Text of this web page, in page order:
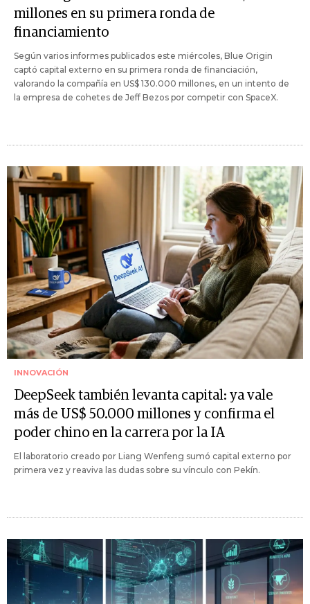
millones en su primera ronda de
financiamiento
Según varios informes publicados este miércoles, Blue Origin
captó capital externo en su primera ronda de financiación,
valorando la compañía en US$ 130.000 millones, en un intento de
la empresa de cohetes de Jeff Bezos por competir con SpaceX.
INNOVACIÓN
DeepSeek también levanta capital: ya vale
más de US$ 50.000 millones y confirma el
poder chino en la carrera por la IA
El laboratorio creado por Liang Wenfeng sumó capital externo por
primera vez y reaviva las dudas sobre su vínculo con Pekín.